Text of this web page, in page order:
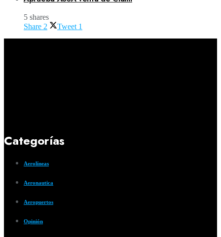
5 shares
Share 2 Tweet 1
Categorías
Aerolíneas
Aeronautica
Aeropuertos
Opinión